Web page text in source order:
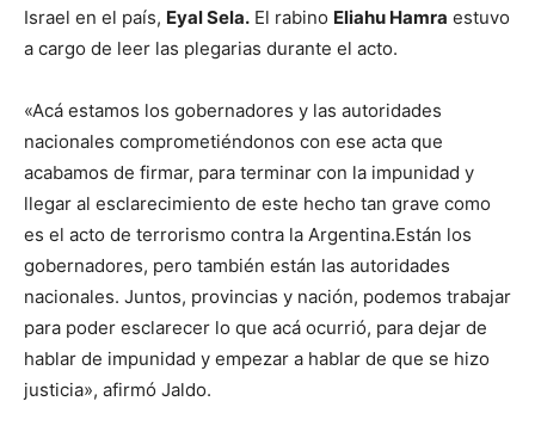
Israel en el país, Eyal Sela. El rabino Eliahu Hamra estuvo
a cargo de leer las plegarias durante el acto.
«Acá estamos los gobernadores y las autoridades
nacionales comprometiéndonos con ese acta que
acabamos de firmar, para terminar con la impunidad y
llegar al esclarecimiento de este hecho tan grave como
es el acto de terrorismo contra la Argentina.Están los
gobernadores, pero también están las autoridades
nacionales. Juntos, provincias y nación, podemos trabajar
para poder esclarecer lo que acá ocurrió, para dejar de
hablar de impunidad y empezar a hablar de que se hizo
justicia», afirmó Jaldo.